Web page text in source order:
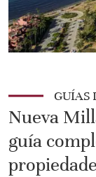
GUÍAS
Nueva
guía